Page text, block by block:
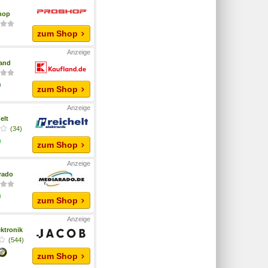
zum Shop
zum Shop
(34)
zum Shop
zum Shop
(544)
zum Shop